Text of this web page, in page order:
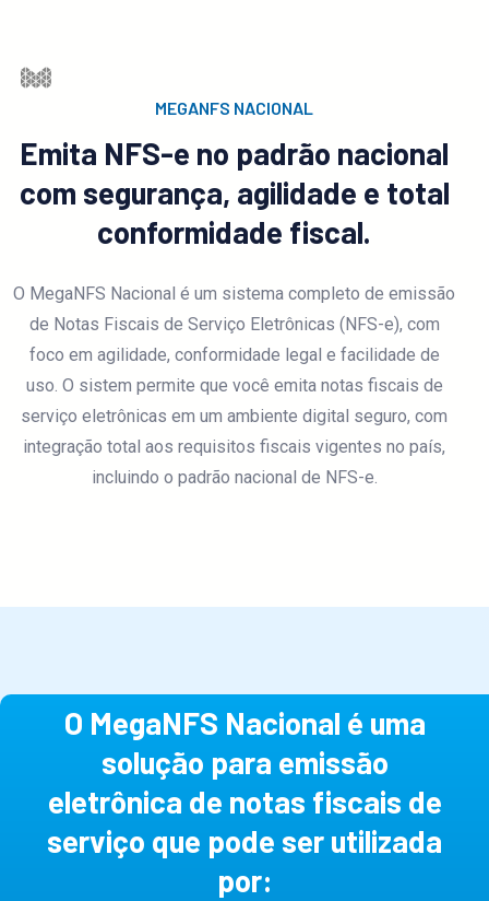
MEGANFS NACIONAL
Emita NFS-e no padrão nacional
com segurança, agilidade e total
conformidade fiscal.
O MegaNFS Nacional é um sistema completo de emissão
de Notas Fiscais de Serviço Eletrônicas (NFS-e), com
foco em agilidade, conformidade legal e facilidade de
uso. O sistem permite que você emita notas fiscais de
serviço eletrônicas em um ambiente digital seguro, com
integração total aos requisitos fiscais vigentes no país,
incluindo o padrão nacional de NFS-e.
O MegaNFS Nacional é uma
solução para emissão
eletrônica de notas fiscais de
serviço que pode ser utilizada
por: